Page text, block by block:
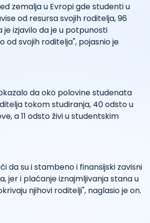
zemalja u Evropi gde studenti u
od resursa svojih roditelja, 96
izjavilo da je u potpunosti
od svojih roditelja", pojasnio je
da oko polovine studenata
tokom studiranja, 40 odsto u
a 11 odsto živi u studentskim
da su i stambeno i finansijski zavisni
jer i plaćanje iznajmljivanja stana u
njihovi roditelji", naglasio je on.